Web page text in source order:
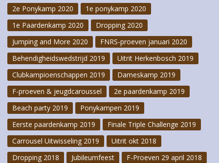
2e Ponykamp 2020
1e ponykamp 2020
1e Paardenkamp 2020
Dropping 2020
Jumping and More 2020
FNRS-proeven januari 2020
Behendigheidswedstrijd 2019
Uitrit Herkenbosch 2019
Clubkampioenschappen 2019
Dameskamp 2019
F-proeven & jeugdcaroussel
2e paardenkamp 2019
Beach party 2019
Ponykampen 2019
Eerste paardenkamp 2019
Finale Triple Challenge 2019
Carrousel Uitwisseling 2019
Uitrit okt 2018
Dropping 2018
Jubileumfeest
F-Proeven 29 april 2018